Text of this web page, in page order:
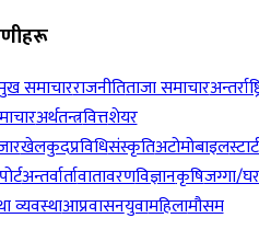
समाचारराजनीतिताजा समाचार
अर्थतन्त्रवित्तशेयर
खेलकुदप्रविधिसंस्कृतिअटोमोबाइल
अन्तर्वार्तावातावरणविज्ञानकृषिजग्गा/
व्यवस्थाआप्रवासनयुवामहिलामौसम